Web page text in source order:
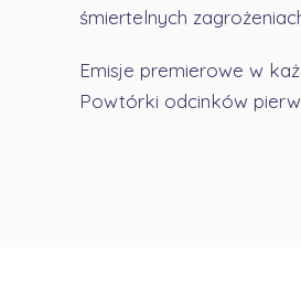
śmiertelnych
Emisje premierowe w
Powtórki odcinków